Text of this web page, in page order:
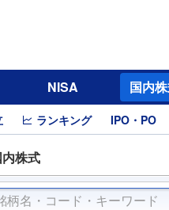
NISA 国内
ランキング IPO・PO
内株式